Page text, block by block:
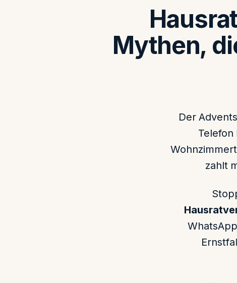
Mythen,
Der
zahlt